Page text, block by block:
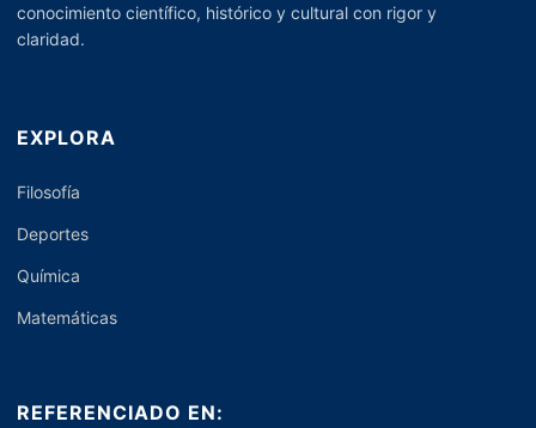
conocimiento científico, histórico y cultural con rigor y
claridad.
EXPLORA
Filosofía
Deportes
Química
Matemáticas
REFERENCIADO EN: